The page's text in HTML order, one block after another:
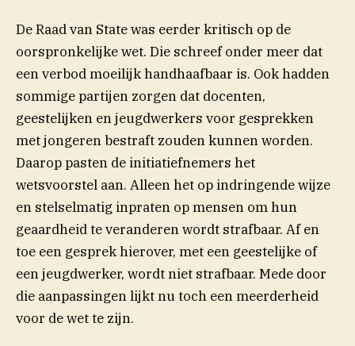
De Raad van State was eerder kritisch op de
oorspronkelijke wet. Die schreef onder meer dat
een verbod moeilijk handhaafbaar is. Ook hadden
sommige partijen zorgen dat docenten,
geestelijken en jeugdwerkers voor gesprekken
met jongeren bestraft zouden kunnen worden.
Daarop pasten de initiatiefnemers het
wetsvoorstel aan. Alleen het op indringende wijze
en stelselmatig inpraten op mensen om hun
geaardheid te veranderen wordt strafbaar. Af en
toe een gesprek hierover, met een geestelijke of
een jeugdwerker, wordt niet strafbaar. Mede door
die aanpassingen lijkt nu toch een meerderheid
voor de wet te zijn.